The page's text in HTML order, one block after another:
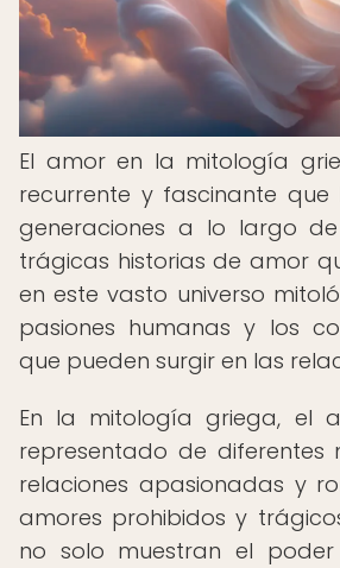
El amor en la mitología
recurrente y fascinante
generaciones a lo largo
trágicas historias de amor
en este vasto universo
pasiones humanas y los
que pueden surgir en las
En la mitología griega, el
representado de diferentes
relaciones apasionadas y
amores prohibidos y
no solo muestran el